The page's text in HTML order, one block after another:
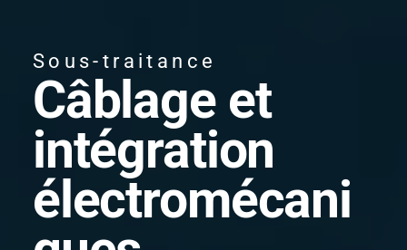
Sous-traitance
Câblage et
intégration
électromécani